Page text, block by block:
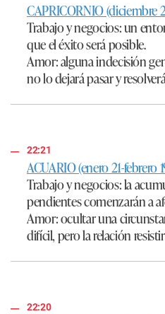
CAPRICORNIO (diciembre
Trabajo y negocios:un
que el éxito será posible.
Amor:alguna indecisión
no lo dejará pasar y
22:21
ACUARIO (enero 21-febrero
Trabajo y negocios:la
pendientes comenzarán a
Amor:ocultar una
difícil, pero la relación
22:20